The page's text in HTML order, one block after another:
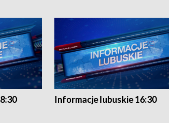
Informacje lubuskie 16:30